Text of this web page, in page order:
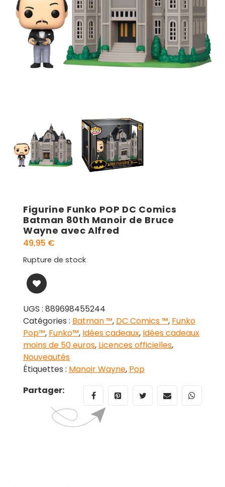
Figurine Funko POP DC Comics
Batman 80th Manoir de Bruce
Wayne avec Alfred
49,95 €
Rupture de stock
UGS : 889698455244
Catégories : Batman ™, DC Comics ™, Funko
Pop™, Funko™, Idées cadeaux, Idées cadeaux
moins de 50 euros, Licences officielles,
Nouveautés
Étiquettes : Manoir Wayne, Pop
Partager: